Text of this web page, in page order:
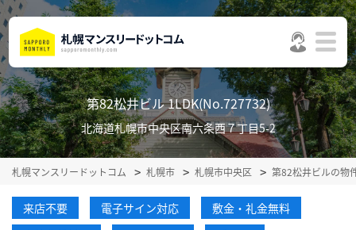
第82松井ビル 1LDK(No.727732)
北海道札幌市中央区南六条西７丁目5-2
札幌マンスリードットコム 札幌市 札幌市中央区 第82松井ビルの物
来店不要 電子サイン対応
敷金・礼金無料